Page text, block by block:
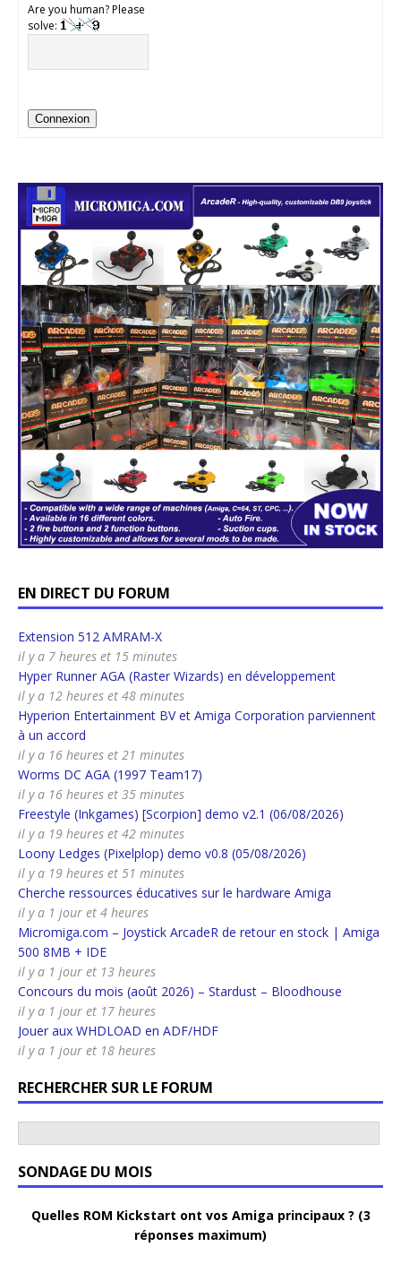
Are you human? Please
solve:
Connexion
EN DIRECT DU FORUM
Extension 512 AMRAM-X
il y a 7 heures et 15 minutes
Hyper Runner AGA (Raster Wizards) en développement
il y a 12 heures et 48 minutes
Hyperion Entertainment BV et Amiga Corporation parviennent
à un accord
il y a 16 heures et 21 minutes
Worms DC AGA (1997 Team17)
il y a 16 heures et 35 minutes
Freestyle (Inkgames) [Scorpion] demo v2.1 (06/08/2026)
il y a 19 heures et 42 minutes
Loony Ledges (Pixelplop) demo v0.8 (05/08/2026)
il y a 19 heures et 51 minutes
Cherche ressources éducatives sur le hardware Amiga
il y a 1 jour et 4 heures
Micromiga.com – Joystick ArcadeR de retour en stock | Amiga
500 8MB + IDE
il y a 1 jour et 13 heures
Concours du mois (août 2026) – Stardust – Bloodhouse
il y a 1 jour et 17 heures
Jouer aux WHDLOAD en ADF/HDF
il y a 1 jour et 18 heures
RECHERCHER SUR LE FORUM
SONDAGE DU MOIS
Quelles ROM Kickstart ont vos Amiga principaux ? (3
réponses maximum)